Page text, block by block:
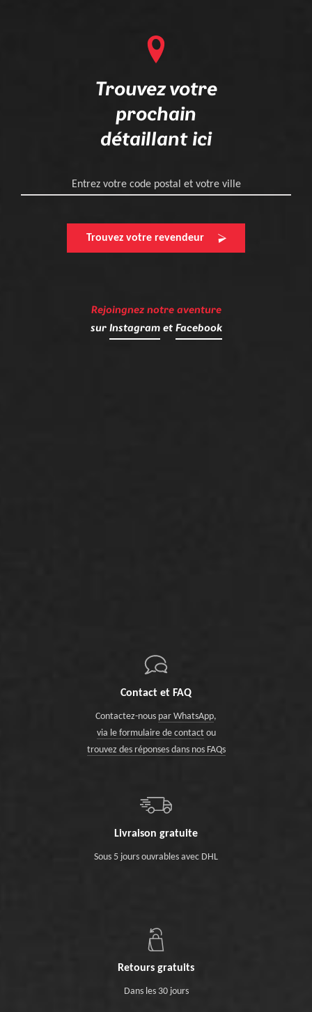
Trouvez votre
prochain
détaillant ici
Entrez votre code postal et votre ville
Trouvez votre revendeur
Rejoingnez notre aventure
sur Instagramet Facebook
Contact et FAQ
Contactez-nous par WhatsApp,
via le formulaire de contactou
trouvez des réponses dans nos FAQs
Livraison gratuite
Sous 5 jours ouvrables avec DHL
Retours gratuits
Dans les 30 jours